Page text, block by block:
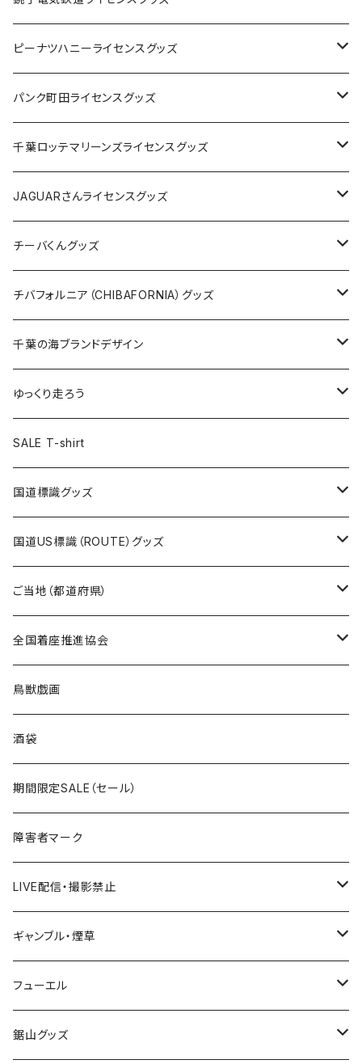
キャップ
ステッカー
缶バッジ
ホテルキーホルダー
ステッカー
缶バッジ
アクリルキーホルダー
ホテルキーホルダー
クリアファイル
Tシャツ
キャップ
トートバッグ
ランチバッグ
エコバッグ
ピーナツハニーライセンスグッズ
Tシャツ
キャップ
バッグ
ステッカー
缶バッジ
キーホルダー
クリアファイル
パンク町田ライセンスグッズ
Tシャツ
キャップ
バッグ
ステッカー
缶バッジ
キーホルダー
クリアファイル
千葉ロッテマリーンズライセンスグッズ
ステッカー
ステッカー
ステッカー大
缶バッジ
缶バッジ32mm
缶バッジ54mm
エコバッグ
JAGUARさんコラボグッズ
Tシャツ
ステッカー
サコッシュ
ホテルキーホルダー
モーテルキーホルダー
トートバッグ
JAGUARさんライセンスグッズ
Tシャツ
ステッカー
缶バッジ
クリアファイル
マスク
エコバッグ
千葉ロッテマリーンズコラボ
チーバくんグッズ
Tシャツ
キャップ
エコバッグ
ステッカー
モーテルキーホルダー
ホテルキーホルダー
トートバッグ
チバフォルニア（CHIBAFORNIA）グッズ
Tシャツ
キャップ
ステッカー
ホテルキーホルダー
千葉の海ブランドデザイン
Tシャツ
キャップ
ステッカー
ゆっくり走ろう
Tシャツ
ステッカー
ホテルキーホルダー
SALE T-shirt
国道標識グッズ
ステッカー
国道0～99号線
国道100～199号線
国道600～699号線
国道700～799号線
Tシャツ
キャップ
国道US標識（ROUTE）グッズ
ステッカー
ROUTE 0～99号線
ROUTE100～199号線
ROUTE600～699号線
ROUTE700～799号線
Tシャツ
ROUTE 0～99号線
ROUTE 100～199号線
ROUTE 600～699号線
ROUTE 700～799号線
キャップ
ROUTE 0～99号線
ROUTE 100～199号線
ROUTE 600～699号線
ROUTE 700～799号線
ご当地（都道府県）
北海道
青森県
岩手県
宮城県
秋田県
Tシャツ
ステッカー
山形県
福島県
茨城県
栃木県
全国着座推進協会
ステッカー
鳥獣戯画
酒袋
期間限定SALE（セール）
障害者マーク
LIVE配信・撮影禁止
LIVE配信禁止
撮影禁止
ギャンブル・煙草
ホテルキーホルダー
たばこ・禁煙ステッカー
フューエル
ステッカー
鋸山グッズ